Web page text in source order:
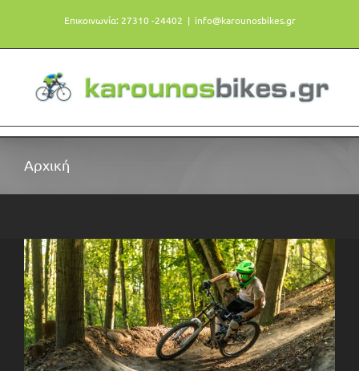
Επικοινωνία: 27310 -24402 | info@karounosbikes.gr
Αρχική